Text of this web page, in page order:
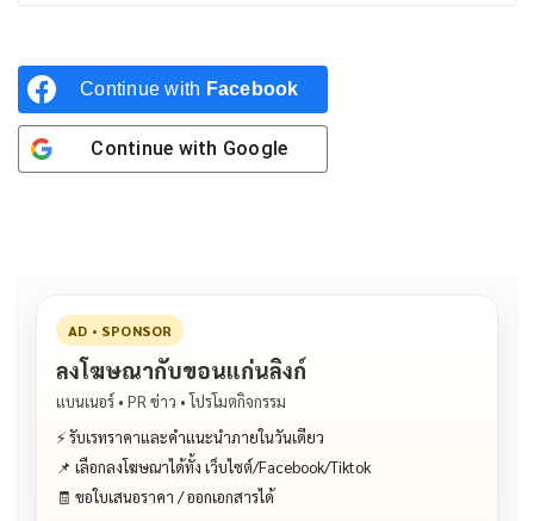
Continue with Facebook
Continue with Google
AD • SPONSOR
ลงโฆษณากับขอนแก่นลิงก์
แบนเนอร์ • PR ข่าว • โปรโมตกิจกรรม
⚡ รับเรทราคาและคำแนะนำภายในวันเดียว
📌 เลือกลงโฆษณาได้ทั้ง เว็บไซต์/Facebook/Tiktok
🧾 ขอใบเสนอราคา / ออกเอกสารได้